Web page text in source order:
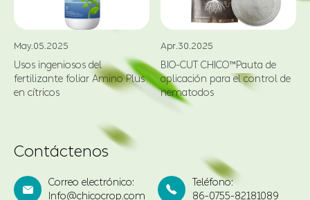
fertilizante foliar Amino Plus
en cítricos
aplicación para el control de
nematodos
Contáctenos
Info@chicocrop.com

Dirección de la oficina central:
2202,T2 Runhong Bldg, n. ° 75 Meiyuan Rd, Luohu,
Shenzhen China.PC.518023